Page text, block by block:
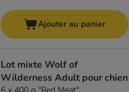
Ajouter au panier
Lot mixte Wolf of
Wilderness Adult pour chien